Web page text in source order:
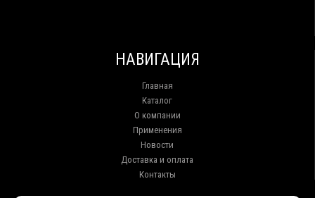
НАВИГАЦИЯ
Главная
Каталог
О компании
Применения
Новости
Доставка и оплата
Контакты